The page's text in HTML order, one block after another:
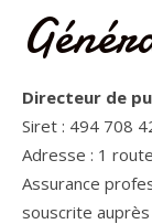
Directeur de
Siret : 494 708
Adresse : 1
Assurance
souscrite auprès